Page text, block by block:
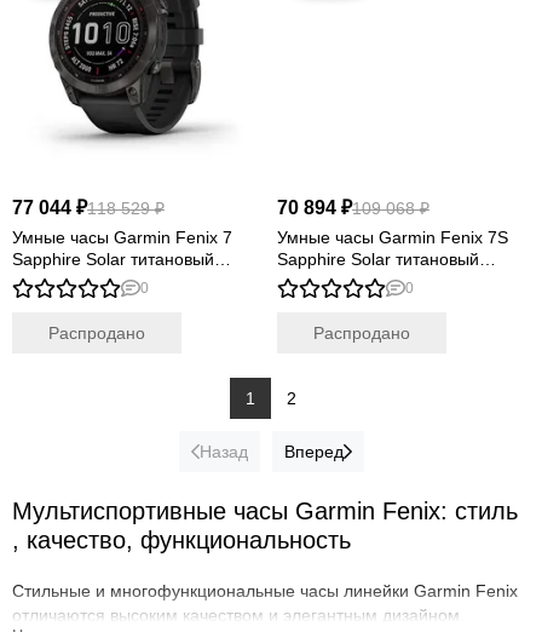
77 044 ₽118 529 ₽
Умные часы Garmin Fenix 7
Sapphire Solar титановый
черный DLC с черным
ремешком
0
Распродано
70 894 ₽109 068 ₽
Умные часы Garmin Fenix 7S
Sapphire Solar титановый
кремово-золотой с светло-
песочным силиконовым
ремешком
0
Распродано
Назад
1 2
Вперед
Мультиспортивные часы Garmin Fenix: стиль
, качество, функциональность
Стильные и многофункциональные часы линейки Garmin Fenix
отличаются высоким качеством и элегантным дизайном,